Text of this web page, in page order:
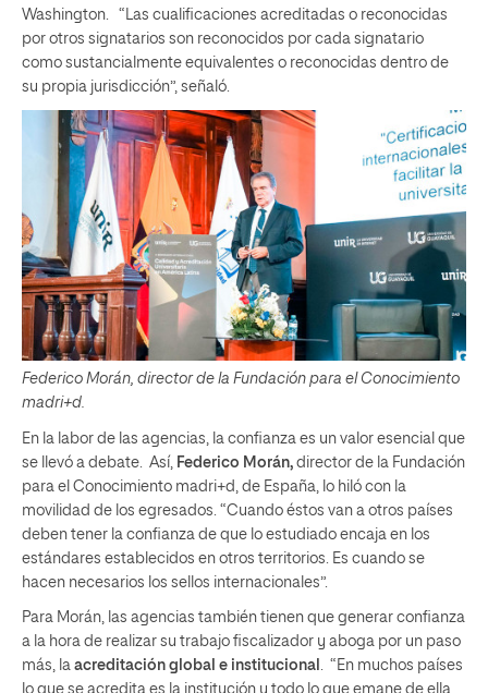
Washington. “Las cualificaciones acreditadas o reconocidas
por otros signatarios son reconocidos por cada signatario
como sustancialmente equivalentes o reconocidas dentro de
su propia jurisdicción”, señaló.
Federico Morán, director de la Fundación para el Conocimiento
madri+d.
En la labor de las agencias, la confianza es un valor esencial que
se llevó a debate. Así, Federico Morán, director de la Fundación
para el Conocimiento madri+d, de España, lo hiló con la
movilidad de los egresados. “Cuando éstos van a otros países
deben tener la confianza de que lo estudiado encaja en los
estándares establecidos en otros territorios. Es cuando se
hacen necesarios los sellos internacionales”.
Para Morán, las agencias también tienen que generar confianza
a la hora de realizar su trabajo fiscalizador y aboga por un paso
más, la acreditación global e institucional
. “En muchos países
lo que se acredita es la institución y todo lo que emane de ella